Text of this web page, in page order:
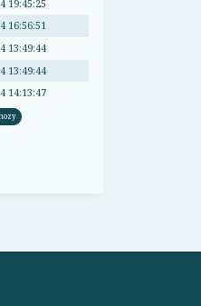
19:45:25
16:56:51
13:49:44
13:49:44
14:13:47